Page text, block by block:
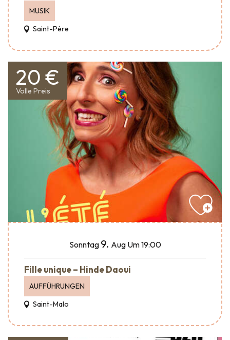
MUSIK
Saint-Père
20 €
Volle Preis
Sonntag 9. Aug Um 19:00
Fille unique – Hinde Daoui
AUFFÜHRUNGEN
Saint-Malo